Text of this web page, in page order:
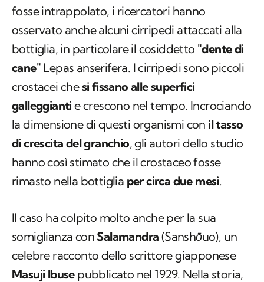
fosse intrappolato, i ricercatori hanno
osservato anche alcuni cirripedi attaccati alla
bottiglia, in particolare il cosiddetto "dente di
cane" Lepas anserifera. I cirripedi sono piccoli
crostacei chesi fissano alle superfici
galleggianti e crescono nel tempo. Incrociando
la dimensione di questi organismi con il tasso
di crescita del granchio, gli autori dello studio
hanno così stimato che il crostaceo fosse
rimasto nella bottiglia per circa due mesi.
Il caso ha colpito molto anche per la sua
somiglianza conSalamandra (Sanshōuo), un
celebre racconto dello scrittore giapponese
Masuji Ibusepubblicato nel 1929. Nella storia,